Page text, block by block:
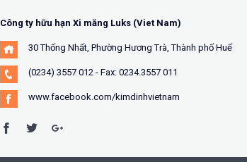
Công ty hữu hạn Xi măng Luks (Viet Nam)
30 Thống Nhất, Phường Hương Trà, Thành phố Huế
(0234) 3557 012 - Fax: 0234.3557 011
www.facebook.com/kimdinhvietnam